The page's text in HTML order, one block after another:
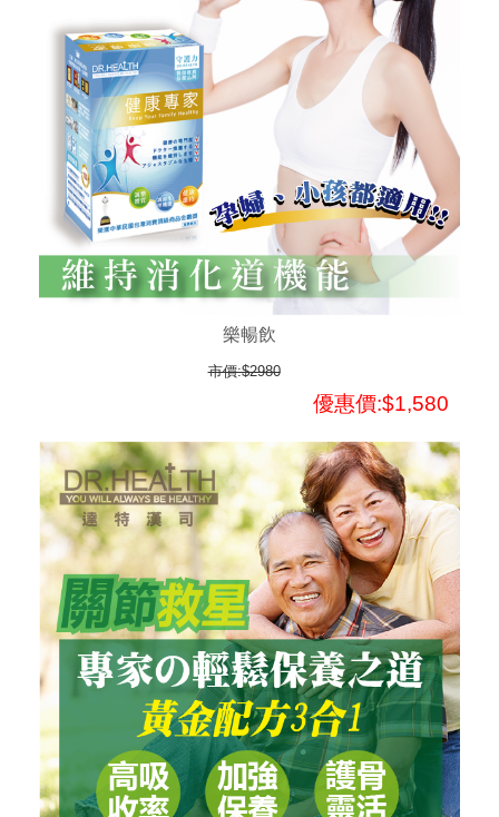
樂暢飲
市價:$2980
優惠價:$1,580